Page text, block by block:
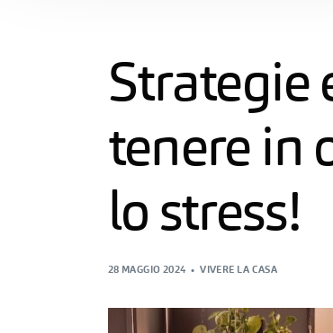
Strategie
tenere in
lo stress!
28 MAGGIO 2024 VIVERE LA CASA